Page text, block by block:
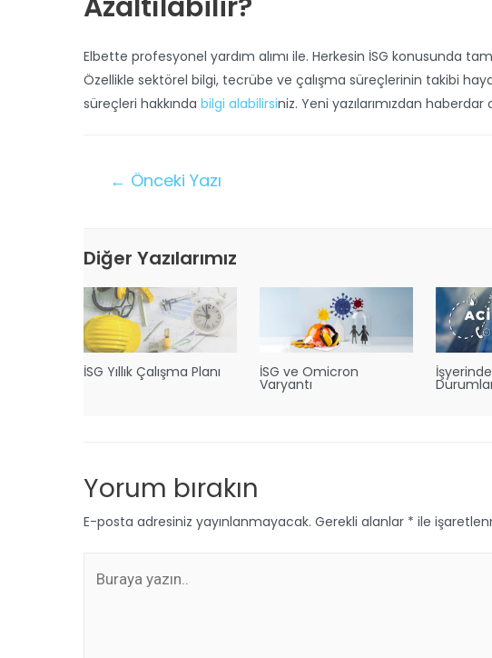
Elbette profesyonel yardım alımı ile. Herkesin İSG konusunda
Özellikle sektörel bilgi, tecrübe ve çalışma süreçlerinin takibi
süreçleri hakkında bilgi alabilirsiniz. Yeni yazılarımızdan
← Önceki Yazı
Diğer Yazılarımız
İSG Yıllık Çalışma Planı İSG ve Omicron
Varyantı
Yorum bırakın
E-posta adresiniz yayınlanmayacak. Gerekli alanlar * ile